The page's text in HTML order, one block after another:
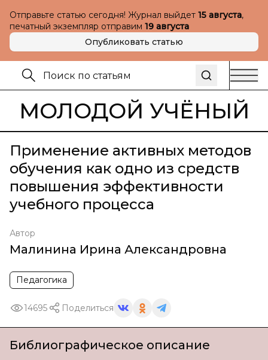
Отправьте статью сегодня! Журнал выйдет 15 августа,
печатный экземпляр отправим 19 августа
Опубликовать статью
МОЛОДОЙ УЧЁНЫЙ
Применение активных методов
обучения как одно из средств
повышения эффективности
учебного процесса
Автор
Малинина Ирина Александровна
Педагогика
14695 Поделиться
Библиографическое описание